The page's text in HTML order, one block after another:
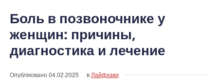
Боль в позвоночнике у
женщин: причины,
диагностика и лечение
Опубліковано04.02.2025 в Лайфхаки